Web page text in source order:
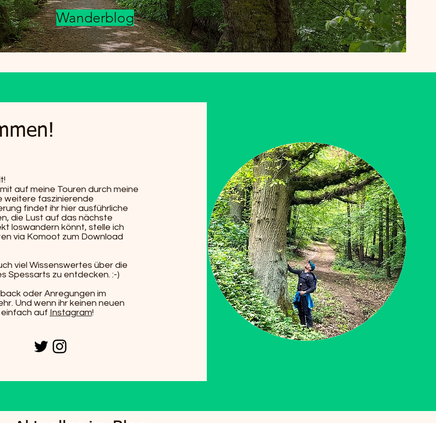
Wanderblog
auf meine Touren durch meine
weitere faszinierende
findet ihr hier ausführliche
die Lust auf das nächste
loswandern könnt, stelle ich
via Komoot zum Download
viel Wissenswertes über die
Spessarts zu entdecken. :-)
oder Anregungen im
Und wenn ihr keinen neuen
auf Instagram!